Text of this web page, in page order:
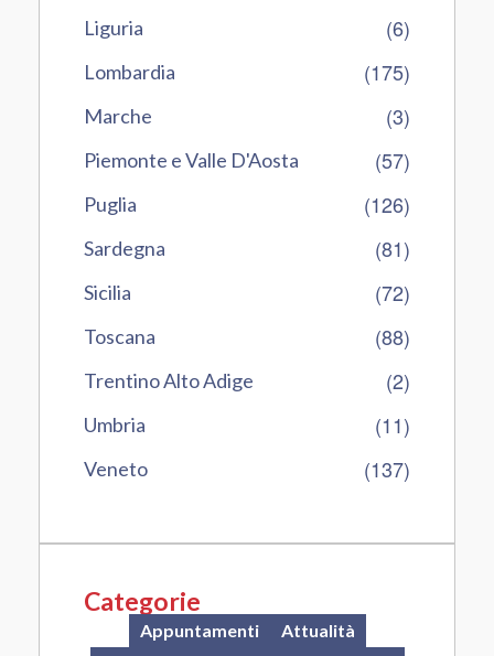
Liguria (6)
Lombardia (175)
Marche (3)
Piemonte e Valle D'Aosta (57)
Puglia (126)
Sardegna (81)
Sicilia (72)
Toscana (88)
Trentino Alto Adige (2)
Umbria (11)
Veneto (137)
Categorie
Appuntamenti
Attualità